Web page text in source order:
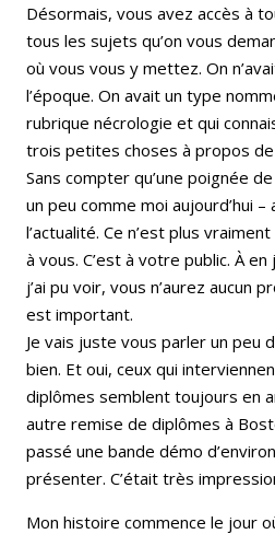
Désormais, vous avez accès à
tous les sujets qu’on vous
où vous vous y mettez. On
l’époque. On avait un type
rubrique nécrologie et qui
trois petites choses à propos
Sans compter qu’une poignée
un peu comme moi aujourd’hui –
l’actualité. Ce n’est plus
à vous. C’est à votre public. À
j’ai pu voir, vous n’aurez aucun
est important.
Je vais juste vous parler un peu
bien. Et oui, ceux qui
diplômes semblent toujours en
autre remise de diplômes à
passé une bande démo
présenter. C’était très
Mon histoire commence le jour